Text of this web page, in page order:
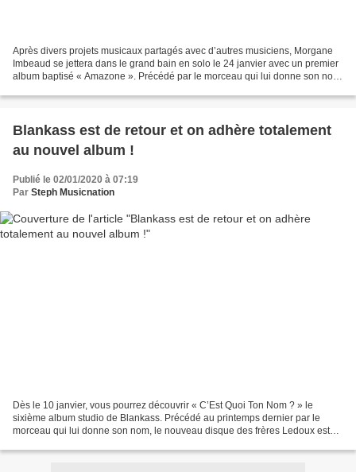
Après divers projets musicaux partagés avec d’autres musiciens, Morgane
Imbeaud se jettera dans le grand bain en solo le 24 janvier avec un premier
album baptisé « Amazone ». Précédé par le morceau qui lui donne son nom,
Blankass est de retour et on adhère totalement
au nouvel album !
Publié le 02/01/2020 à 07:19
Par Steph Musicnation
Dès le 10 janvier, vous pourrez découvrir « C’Est Quoi Ton Nom ? » le
sixième album studio de Blankass. Précédé au printemps dernier par le
morceau qui lui donne son nom, le nouveau disque des frères Ledoux est